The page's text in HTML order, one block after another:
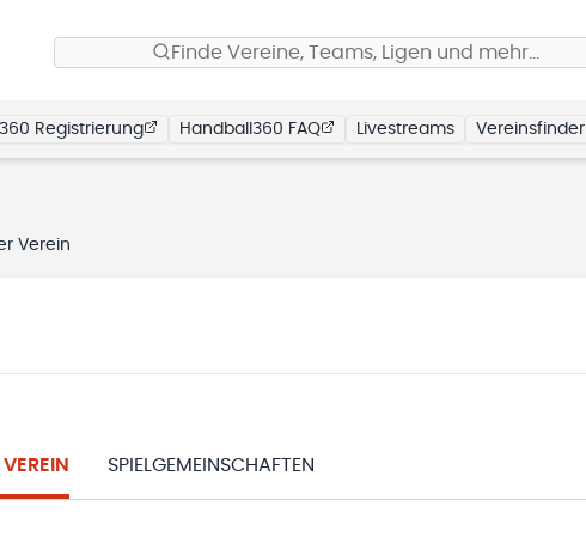
Finde Vereine, Teams, Ligen und mehr…
Registrierung Handball360 FAQ Livestreams Vereinsfinder
Verein
VEREIN SPIELGEMEINSCHAFTEN